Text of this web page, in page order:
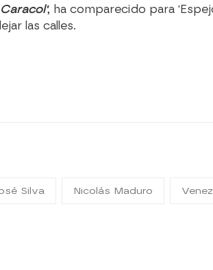
, ha comparecido para
las calles.
Silva Nicolás Maduro